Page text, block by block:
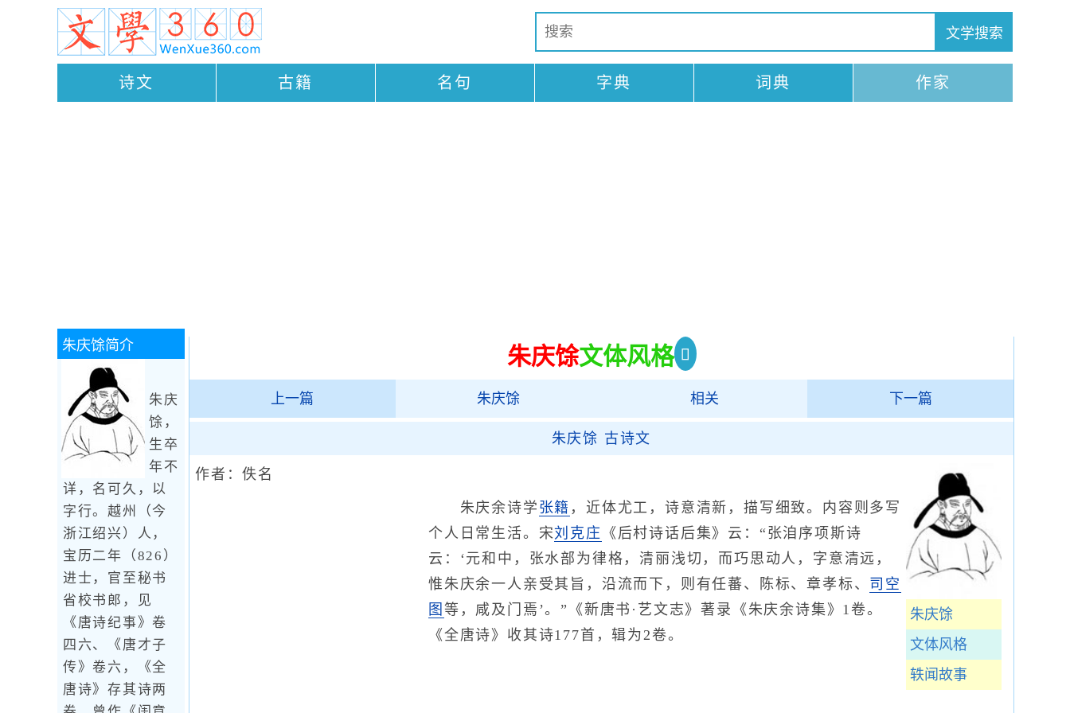
诗文 古籍 名句 字典 词典 作家
朱庆馀文体风格
上一篇 朱庆馀 相关 下一篇
朱庆馀 古诗文
朱庆馀
文体风格
轶闻故事
作者：佚名
朱庆余诗学 张籍 ，近体尤工，诗意清新，描写细致。内容则多写
个人日常生活。宋刘克庄 《后村诗话后集》云：“张洎序项斯诗
云：‘元和中，张水部为律格，清丽浅切，而巧思动人，字意清远，
惟朱庆余一人亲受其旨，沿流而下，则有任蕃、陈标、章孝标、 司空
图 等，咸及门焉’。”《新唐书·艺文志》著录《朱庆余诗集》1卷。
《全唐诗》收其诗177首，辑为2卷。
朱庆馀简介
朱庆
馀，
生卒
年不
详，名可久，以
字行。越州（今
浙江绍兴）人，
宝历二年（826）
进士，官至秘书
省校书郎，见
《唐诗纪事》卷
四六、《唐才子
传》卷六，《全
唐诗》存其诗两